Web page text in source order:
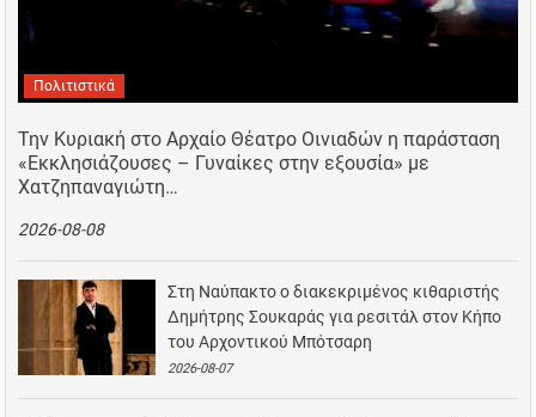
Πολιτιστικά
Την Κυριακή στο Αρχαίο Θέατρο Οινιαδών η παράσταση
«Εκκλησιάζουσες – Γυναίκες στην εξουσία» με
Χατζηπαναγιώτη…
2026-08-08
Στη Ναύπακτο ο διακεκριμένος κιθαριστής
Δημήτρης Σουκαράς για ρεσιτάλ στον Κήπο
του Αρχοντικού Μπότσαρη
2026-08-07